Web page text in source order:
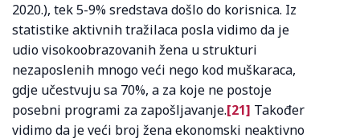
2020.), tek 5-9% sredstava došlo do korisnica. Iz
statistike aktivnih tražilaca posla vidimo da je
udio visokoobrazovanih žena u strukturi
nezaposlenih mnogo veći nego kod muškaraca,
gdje učestvuju sa 70%, a za koje ne postoje
posebni programi za zapošljavanje.[21] Također
vidimo da je veći broj žena ekonomski neaktivno